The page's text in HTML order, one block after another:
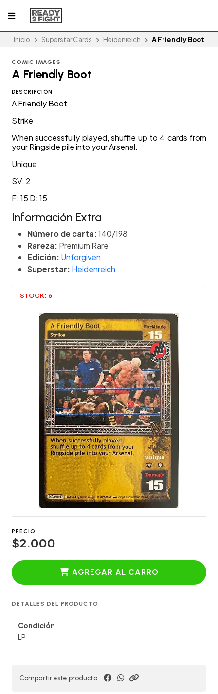
Inicio Superstar Cards Heidenreich A Friendly Boot
COMIC IMAGES
A Friendly Boot
DESCRIPCIÓN
A Friendly Boot
Strike
When successfully played, shuffle up to 4 cards from
your Ringside pile into your Arsenal.
Unique
SV: 2
F: 15 D: 15
Información Extra
Número de carta:140/198
Rareza: Premium Rare
Edición: Unforgiven
Superstar: Heidenreich
STOCK: 6
PRECIO
$2.000
AGREGAR AL CARRO
DETALLES DEL PRODUCTO
Condición
LP
Compartir este producto